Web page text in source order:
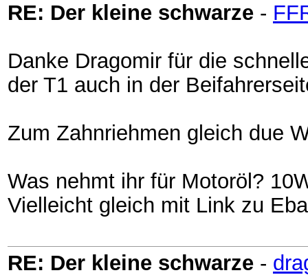
RE: Der kleine schwarze -
Danke Dragomir für die
der T1 auch in der
Zum Zahnriehmen gleich due
Was nehmt ihr für Motoröl?
Vielleicht gleich mit Link zu
RE: Der kleine schwarze -